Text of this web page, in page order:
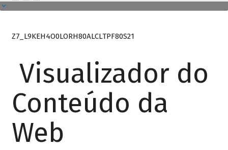
Z7_L9KEH4O0LORH80ALCLTPF80S21
Visualizador do
Conteúdo da
Web